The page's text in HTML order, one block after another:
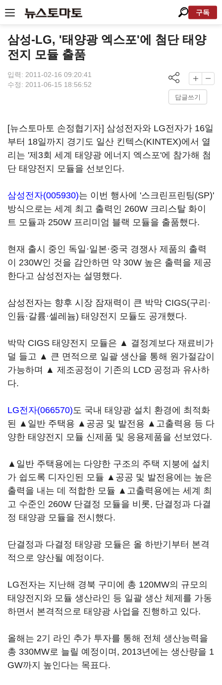
구독
삼성-LG, '태양광 엑스포'에 첨단 태양
전지 모듈 출품
입력: 2011-02-16 09:20:41
수정: 2011-06-15 18:56:52
답글쓰기
[뉴스토마토 손정협기자] 삼성전자와 LG전자가 16일
부터 18일까지 경기도 일산 킨텍스(KINTEX)에서 열
리는 '제3회 세계 태양광 에너지 엑스포'에 참가해 첨
단 태양전지 모듈을 선보인다.
삼성전자(005930)는 이번 행사에 '스크린프린팅(SP)'
방식으로는 세계 최고 출력인 260W 크리스탈 화이
트 모듈과 250W 프리미엄 블랙 모듈을 출품했다.
현재 출시 중인 독일·일본·중국 경쟁사 제품의 출력
이 230W인 것을 감안하면 약 30W 높은 출력을 제공
한다고 삼성전자는 설명했다.
삼성전자는 향후 시장 잠재력이 큰 박막 CIGS(구리·
인듐·갈륨·셀레늄) 태양전지 모듈도 공개했다.
박막 CIGS 태양전지 모듈은 ▲ 결정계보다 재료비가
덜 들고 ▲ 큰 면적으로 일괄 생산을 통해 원가절감이
가능하며 ▲ 제조공정이 기존의 LCD 공정과 유사하
다.
LG전자(066570)도 국내 태양광 설치 환경에 최적화
된 ▲일반 주택용 ▲공공 및 발전용 ▲고출력용 등 다
양한 태양전지 모듈 신제품 및 응용제품을 선보였다.
▲일반 주택용에는 다양한 구조의 주택 지붕에 설치
가 쉽도록 디자인된 모듈 ▲공공 및 발전용에는 높은
출력을 내는 데 적합한 모듈 ▲고출력용에는 세계 최
고 수준인 260W 단결정 모듈을 비롯, 단결정과 다결
정 태양광 모듈을 전시했다.
단결정과 다결정 태양광 모듈은 올 하반기부터 본격
적으로 양산될 예정이다.
LG전자는 지난해 경북 구미에 총 120MW의 규모의
태양전지와 모듈 생산라인 등 일괄 생산 체제를 가동
하면서 본격적으로 태양광 사업을 진행하고 있다.
올해는 2기 라인 추가 투자를 통해 전체 생산능력을
총 330MW로 늘릴 예정이며, 2013년에는 생산량을 1
GW까지 높인다는 목표다.